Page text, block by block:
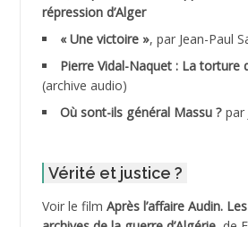
ADDALA Boualem*
ADDANE
ADDECHE Rachid
ADELIOUAT Vve AIT SAADA
répression d’Alger
« Une victoire », par Jean-Paul
Pierre Vidal-Naquet : La torture
(archive audio)
Où sont-ils général Massu ? par
Vérité et justice ?
Voir le film Après l’affaire Audin.